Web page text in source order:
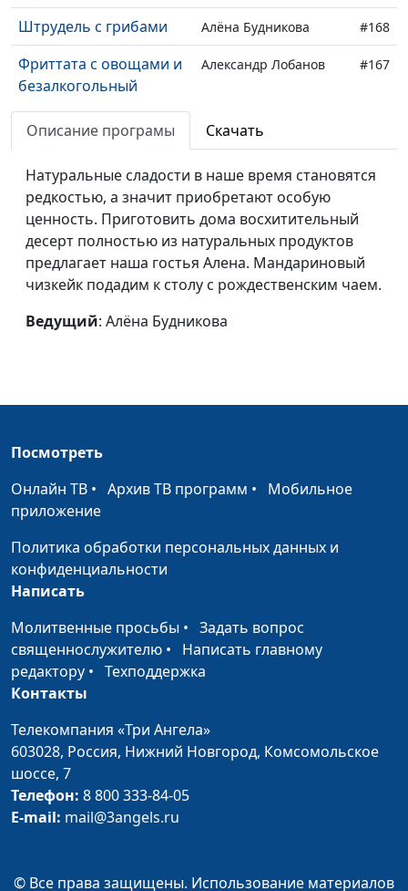
Штрудель с грибами Алёна Будникова #168
Фриттата с овощами и
безалкогольный
глинтвейн
Александр Лобанов #167
Фокачча и овощное
рагу с нутом
Александр Лобанов #166
Итальянский суп
Минестроне и паста с
соусом песто
Александр Лобанов
Сладкий стол с
Анна Малышева #164
Банановый рулет и
с яблоками
Исакова Надежда #162
Домашние сладости Исакова Надежда
Фалафель
Обед в восточном
стиле
Юлия Ключникова
Вегетарианские роллы
Алексей Вавилов,
шеф-повар центра
Тофу, запеченный в
нори
шеф-повар центра
здоровья «Дорога
Торт «Шоколадная
Описание програмы Скачать
Натуральные сладости в наше время становятся
редкостью, а значит приобретают особую
ценность. Приготовить дома восхитительный
десерт полностью из натуральных продуктов
предлагает наша гостья Алена. Мандариновый
чизкейк подадим к столу с рождественским чаем.
Ведущий: Алёна Будникова
Посмотреть
Онлайн ТВ • Архив ТВ программ • Мобильное
приложение
Политика обработки персональных данных и
конфиденциальности
Написать
Молитвенные просьбы • Задать вопрос
священнослужителю • Написать главному
редактору • Техподдержка
Контакты
Телекомпания «Три Ангела»
603028, Россия, Нижний Новгород, Комсомольское
шоссе, 7
Телефон: 8 800 333-84-05
E-mail: mail@3angels.ru
© Все права защищены. Использование материалов